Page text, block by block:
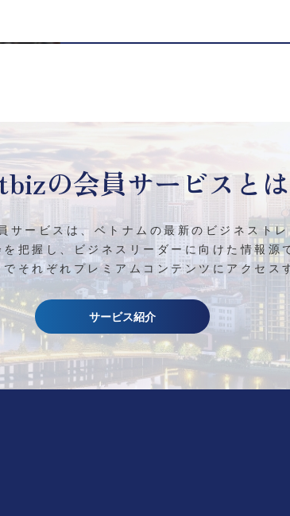
の会員サービスとは
ービスは、ベトナムの最新のビジネストレ
把握し、ビジネスリーダーに向けた情報源
でそれぞれプレミアムコンテンツにアクセス
サービス紹介